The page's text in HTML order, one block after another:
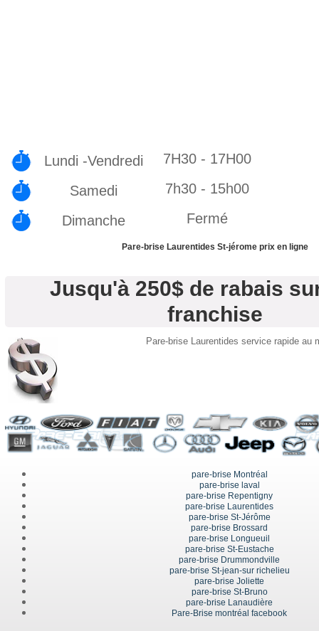
Lundi -Vendredi 7H30 - 17H00
Samedi 7h30 - 15h00
Dimanche Fermé
Pare-brise Laurentides St-jérome prix en ligne
Jusqu'à 250$ de rabais
franchise
Pare-brise Laurentides service rapide au
pare-brise Montréal
pare-brise laval
pare-brise Repentigny
pare-brise Laurentides
pare-brise St-Jérôme
pare-brise Brossard
pare-brise Longueuil
pare-brise St-Eustache
pare-brise Drummondville
pare-brise St-jean-sur richelieu
pare-brise Joliette
pare-brise St-Bruno
pare-brise Lanaudière
Pare-Brise montréal facebook